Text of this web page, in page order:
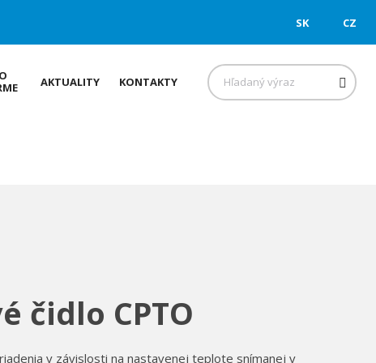
SK CZ
O
AKTUALITY KONTAKTY Hľadať
čidlo CPTO
v závislosti na nastavenej teplote snímanej v